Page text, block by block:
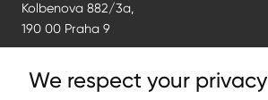
Kolbenova 882/3a,
190 00 Praha 9
Thámova 16,
We respect your privacy